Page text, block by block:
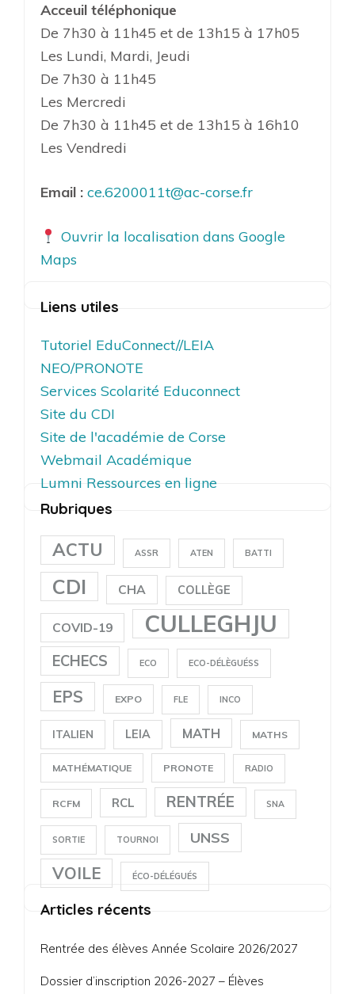
Acceuil téléphonique
De 7h30 à 11h45 et de 13h15 à 17h05
Les Lundi, Mardi, Jeudi
De 7h30 à 11h45
Les Mercredi
De 7h30 à 11h45 et de 13h15 à 16h10
Les Vendredi
Email : ce.6200011t@ac-corse.fr
Ouvrir la localisation dans Google
Maps
Liens utiles
Tutoriel EduConnect//LEIA
NEO/PRONOTE
Services Scolarité Educonnect
Site du CDI
Site de l'académie de Corse
Webmail Académique
Lumni Ressources en ligne
Rubriques
ACTU ASSR ATEN BATTI
CDI CHA COLLÈGE
COVID-19 CULLEGHJU
ECHECS ECO ECO-DÉLÈGUÉSS
EPS EXPO FLE INCO
ITALIEN LEIA MATH MATHS
MATHÉMATIQUE PRONOTE RADIO
RCFM RCL RENTRÉE SNA
SORTIE TOURNOI UNSS
VOILE ÉCO-DÉLÉGUÉS
Articles récents
Rentrée des élèves Année Scolaire 2026/2027
Dossier d’inscription 2026-2027 – Élèves